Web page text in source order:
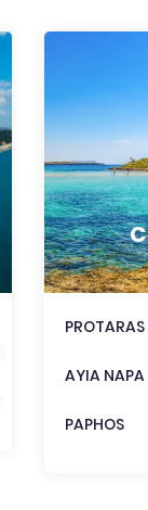
PROTARAS
AYIA NAPA
PAPHOS